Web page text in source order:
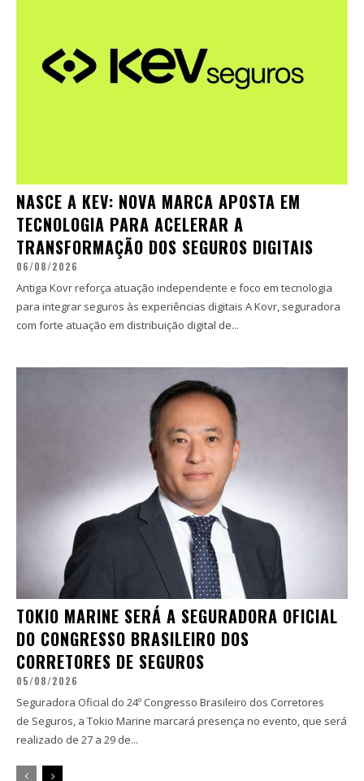
NASCE A KEV: NOVA MARCA APOSTA EM
TECNOLOGIA PARA ACELERAR A
TRANSFORMAÇÃO DOS SEGUROS DIGITAIS
06/08/2026
Antiga Kovr reforça atuação independente e foco em tecnologia
para integrar seguros às experiências digitais A Kovr, seguradora
com forte atuação em distribuição digital de...
TOKIO MARINE SERÁ A SEGURADORA OFICIAL
DO CONGRESSO BRASILEIRO DOS
CORRETORES DE SEGUROS
05/08/2026
Seguradora Oficial do 24º Congresso Brasileiro dos Corretores
de Seguros, a Tokio Marine marcará presença no evento, que será
realizado de 27 a 29 de...